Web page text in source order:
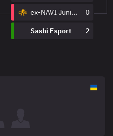
ex-NAVI Junior
0
Sashi Esport 2